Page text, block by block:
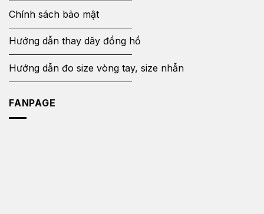
Chính sách bảo mật
Hướng dẫn thay dây đồng hồ
Hướng dẫn đo size vòng tay, size nhẫn
FANPAGE